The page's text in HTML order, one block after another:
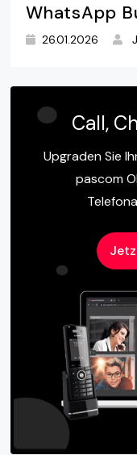
WhatsApp
26.01.2026
Call,
Upgraden Sie
pascom